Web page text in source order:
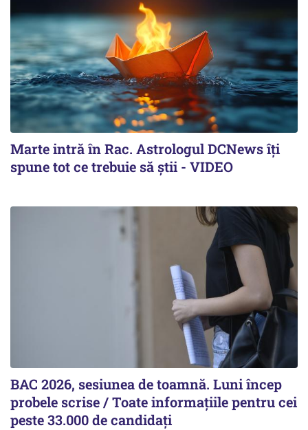
Marte intră în Rac. Astrologul DCNews îți
spune tot ce trebuie să știi - VIDEO
BAC 2026, sesiunea de toamnă. Luni încep
probele scrise / Toate informațiile pentru cei
peste 33.000 de candidați